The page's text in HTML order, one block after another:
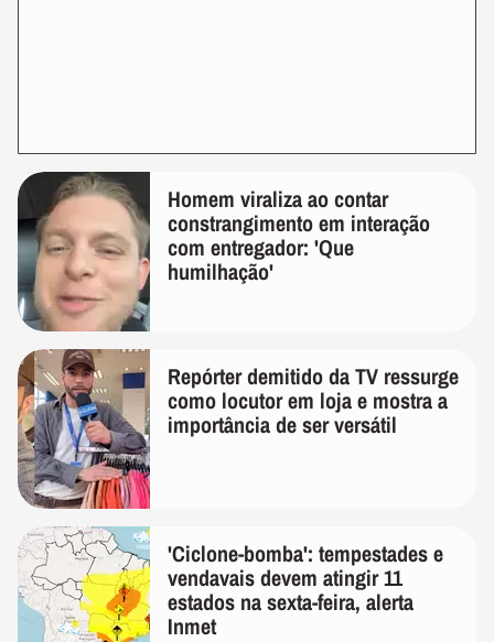
Homem viraliza ao contar
constrangimento em interação
com entregador: 'Que
humilhação'
Repórter demitido da TV ressurge
como locutor em loja e mostra a
importância de ser versátil
'Ciclone-bomba': tempestades e
vendavais devem atingir 11
estados na sexta-feira, alerta
Inmet